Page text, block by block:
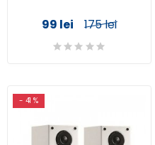
99 lei 175 lei
- 41 %